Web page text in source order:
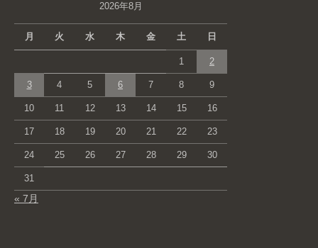
2026年8月
月 火 水 木 金 土 日
1 2
3 4 5 6 7 8 9
10 11 12 13 14 15 16
17 18 19 20 21 22 23
24 25 26 27 28 29 30
31
« 7月